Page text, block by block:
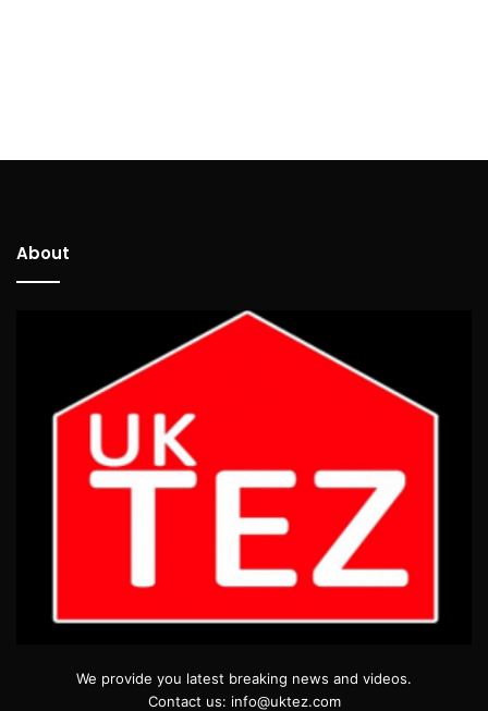
About
We provide you latest breaking news and videos.
Contact us: info@uktez.com